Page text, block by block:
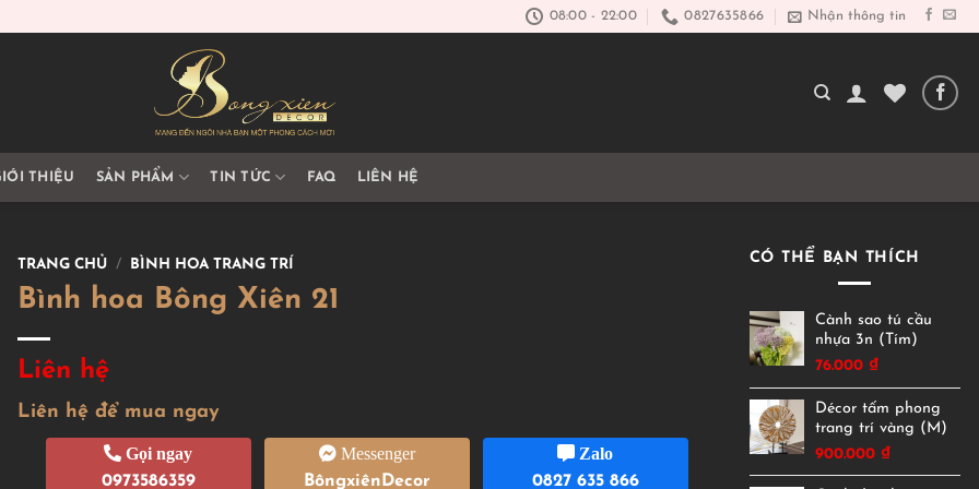
08:00 - 22:00 0827635866 Nhận thông tin
THIỆU SẢN PHẨM TIN TỨC FAQ LIÊN HỆ
TRANG CHỦ / BÌNH HOA TRANG TRÍ
Bình hoa Bông Xiên 21
Liên hệ
Liên hệ để mua ngay
Gọi ngay
0973586359
Messenger
BôngxiênDecor
Zalo
0827 635 866
CÓ THỂ BẠN THÍCH
Cành sao tú cầu
nhựa 3n (Tím)
76.000 ₫
Décor tấm phong
trang trí vàng (M)
900.000 ₫